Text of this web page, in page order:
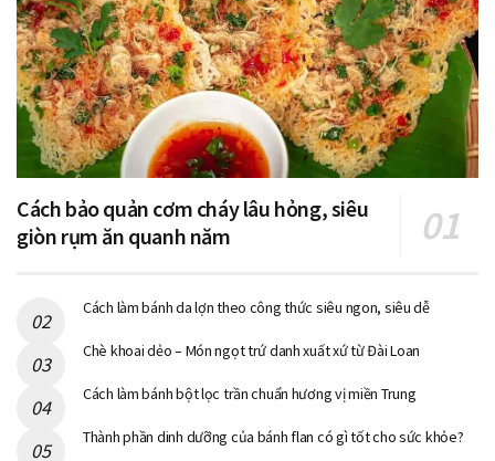
Cách bảo quản cơm cháy lâu hỏng, siêu
giòn rụm ăn quanh năm
Cách làm bánh da lợn theo công thức siêu ngon, siêu dễ
Chè khoai dẻo – Món ngọt trứ danh xuất xứ từ Đài Loan
Cách làm bánh bột lọc trần chuẩn hương vị miền Trung
Thành phần dinh dưỡng của bánh flan có gì tốt cho sức khỏe?